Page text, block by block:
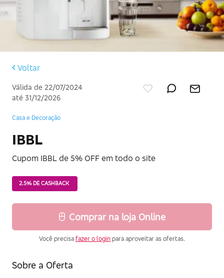
Voltar
Válida de 22/07/2024
até 31/12/2026
Casa e Decoração
IBBL
Cupom IBBL de 5% OFF em todo o site
2.5% DE CASHBACK
Comprar na loja Online
Você precisa fazer o login para aproveitar as ofertas.
Sobre a Oferta